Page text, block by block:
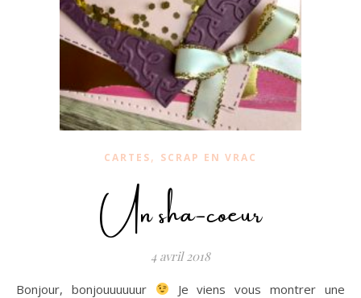
CARTES, SCRAP EN VRAC
Un sha-coeur
4 avril 2018
Bonjour, bonjouuuuuur
Je viens vous montrer une